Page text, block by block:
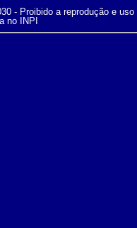
- Proibido a reprodução e uso
no INPI